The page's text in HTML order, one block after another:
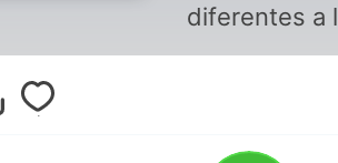
diferentes a
polémicas,
sobre todo